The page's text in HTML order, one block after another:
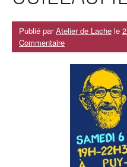
Publié parAtelier de Lache le
Commentaire